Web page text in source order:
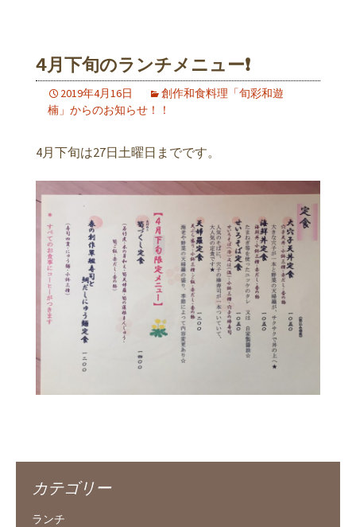
4月下旬のランチメニュー❗️
2019年4月16日
創作和食料理「旬彩和遊
楠」からのお知らせ！！
4月下旬は27日土曜日までです。
カテゴリー
ランチ